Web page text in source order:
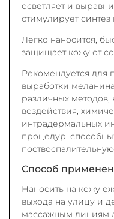
осветляет и
стимулирует синтез
Легко наносится,
защищает кожу от
Рекомендуется для
выработки
различных
воздействия,
интрадермальных
процедур,
Способ
Наносить на кожу
выхода на улицу и
массажным линиям